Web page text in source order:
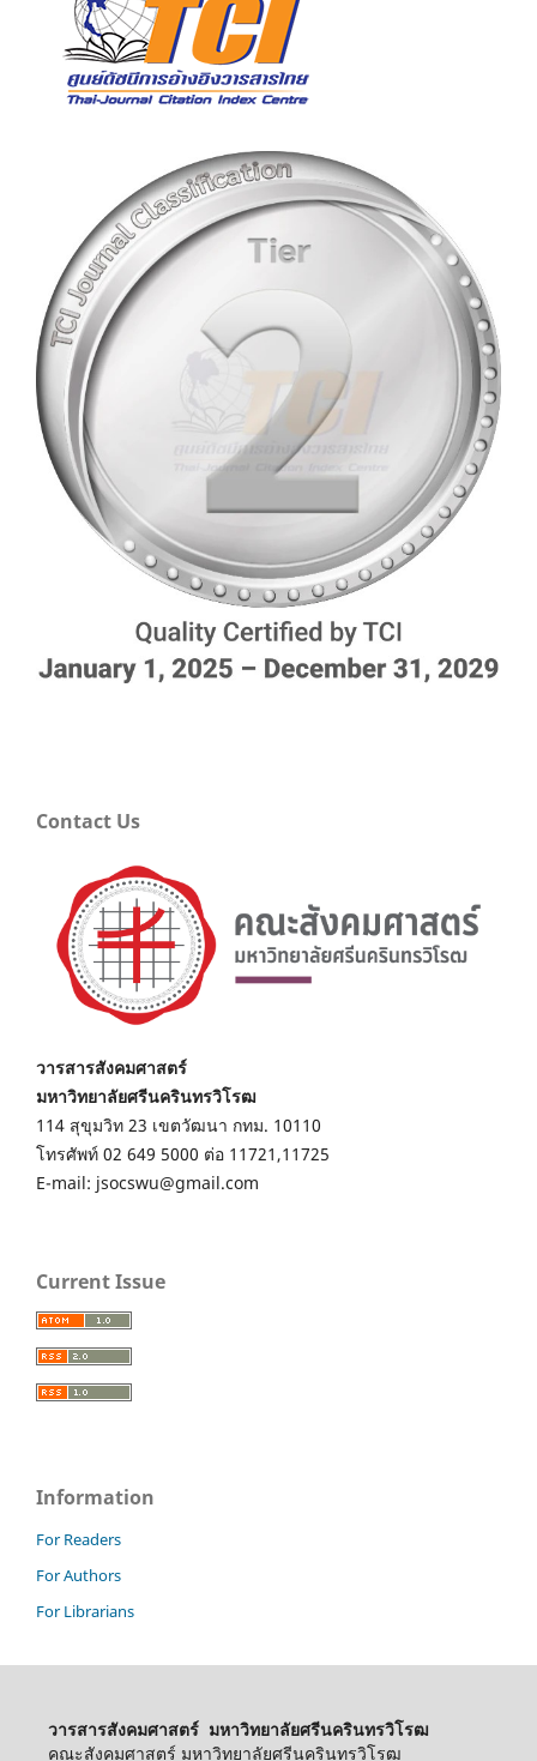
Contact Us
วารสารสังคมศาสตร์
มหาวิทยาลัยศรีนครินทรวิโรฒ
114 สุขุมวิท 23 เขตวัฒนา กทม. 10110
โทรศัพท์ 02 649 5000 ต่อ 11721,11725
E-mail: jsocswu@gmail.com
Current Issue
Information
For Readers
For Authors
For Librarians
วารสารสังคมศาสตร์ มหาวิทยาลัยศรีนครินทรวิโรฒ
คณะสังคมศาสตร์ มหาวิทยาลัยศรีนครินทรวิโรฒ